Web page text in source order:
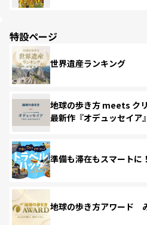
特設ページ
世界遺産ランキング
地球の歩き方 meets ク
最新作『オデュッセイア』
準備も滞在もスマート
地球の歩き方アワード